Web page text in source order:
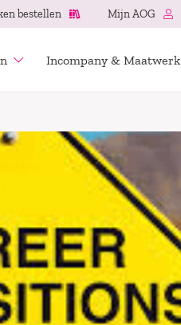
bestellen Mijn AOG
Incompany & Maatwerk